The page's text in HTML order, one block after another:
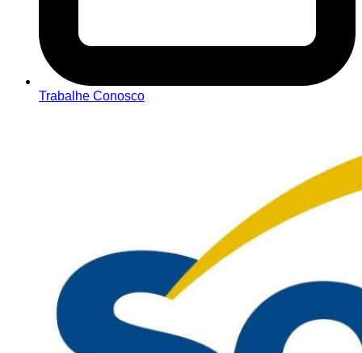
Trabalhe Conosco